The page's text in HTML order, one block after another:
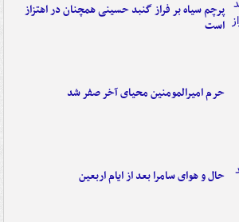
پرچم سیاه بر فراز گنبد حسینی همچنان در اهتزاز
است
حرم امیرالمومنین محیای آخر صفر شد
حال و هوای سامرا بعد از ایام اربعین